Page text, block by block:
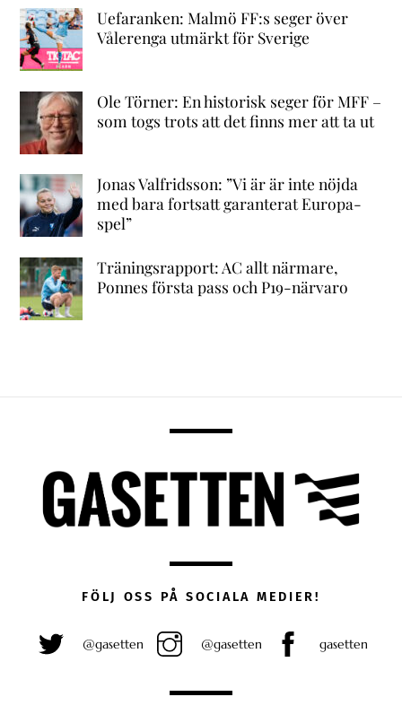
Uefaranken: Malmö FF:s seger över
Vålerenga utmärkt för Sverige
Ole Törner: En historisk seger för MFF –
som togs trots att det finns mer att ta ut
Jonas Valfridsson: ”Vi är är inte nöjda
med bara fortsatt garanterat Europa-
spel”
Träningsrapport: AC allt närmare,
Ponnes första pass och P19-närvaro
FÖLJ OSS PÅ SOCIALA MEDIER!
@gasetten @gasetten gasetten